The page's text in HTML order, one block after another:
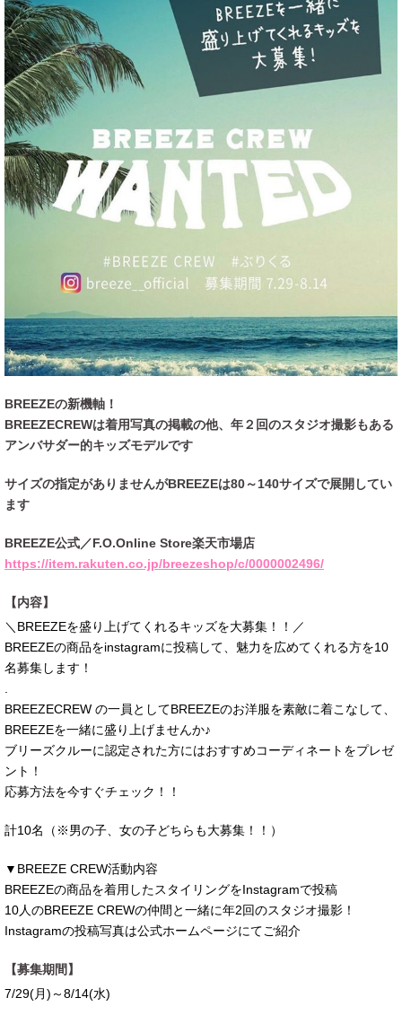
BREEZEの新機軸！
BREEZECREWは着用写真の掲載の他、年２回のスタジオ撮影もある
アンバサダー的キッズモデルです
サイズの指定がありませんがBREEZEは80～140サイズで展開してい
ます
BREEZE公式／F.O.Online Store楽天市場店
https://item.rakuten.co.jp/breezeshop/c/0000002496/
【内容】
＼BREEZEを盛り上げてくれるキッズを大募集！！／
BREEZEの商品をinstagramに投稿して、魅力を広めてくれる方を10
名募集します！
.
BREEZECREW の一員としてBREEZEのお洋服を素敵に着こなして、
BREEZEを一緒に盛り上げませんか♪
ブリーズクルーに認定された方にはおすすめコーディネートをプレゼ
ント！
応募方法を今すぐチェック！！
計10名（※男の子、女の子どちらも大募集！！）
▼BREEZE CREW活動内容
BREEZEの商品を着用したスタイリングをInstagramで投稿
10人のBREEZE CREWの仲間と一緒に年2回のスタジオ撮影！
Instagramの投稿写真は公式ホームページにてご紹介
【募集期間】
7/29(月)～8/14(水)